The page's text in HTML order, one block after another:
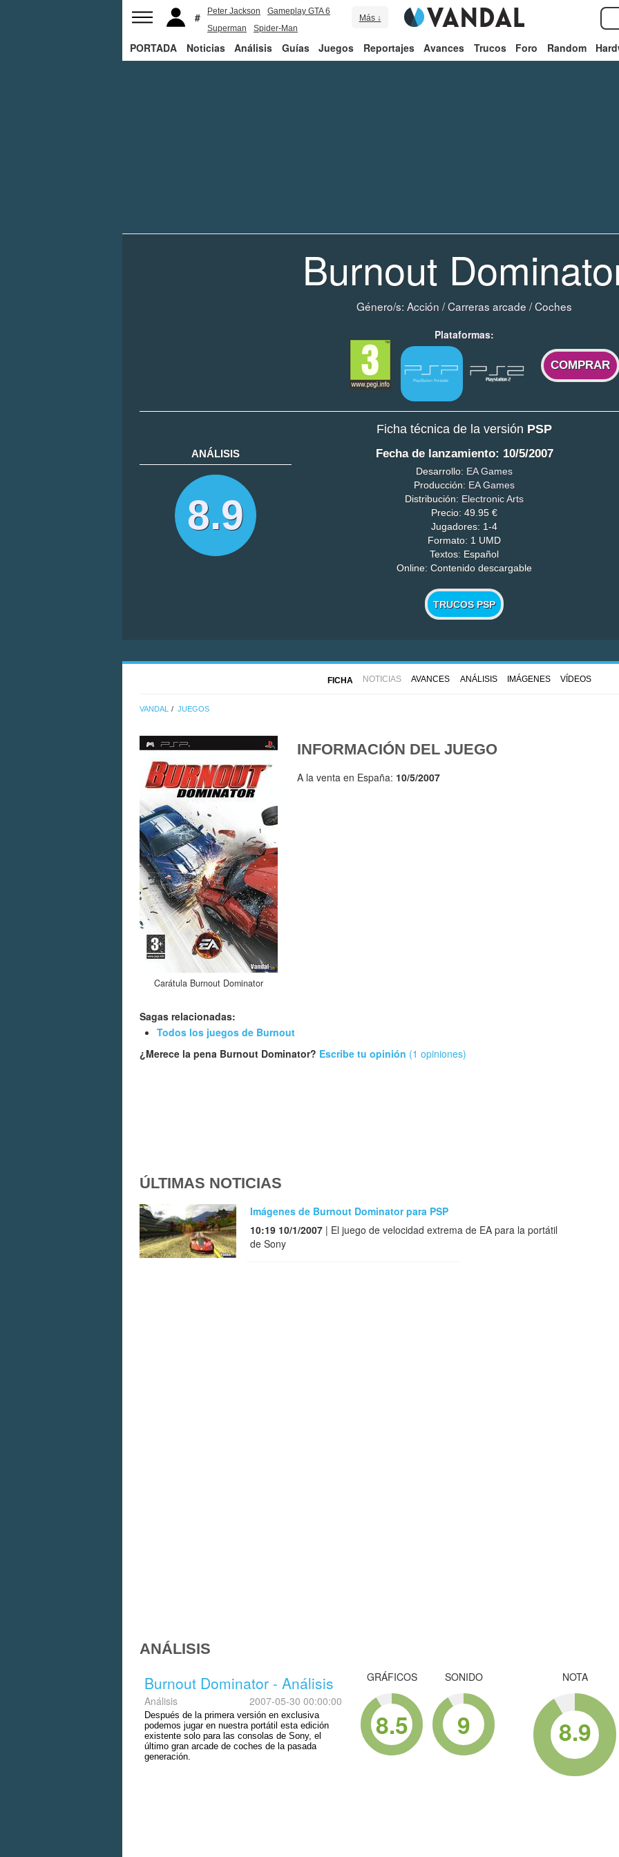
Peter Jackson
Gameplay GTA 6
Superman
Spider-Man
Más ↓
PORTADA Noticias Análisis Guías Juegos Reportajes Avances Trucos Foro Random
Burnout
Género/s: Acción /Carreras arcade /Coches
Plataformas:
COMPRAR
Ficha técnica de la versión PSP
ANÁLISIS
8.9
Fecha de lanzamiento: 10/5/2007
Desarrollo: EA Games
Producción: EA Games
Distribución: Electronic Arts
Precio: 49.95 €
Jugadores: 1-4
Formato: 1 UMD
Textos: Español
Online: Contenido descargable
TRUCOS PSP
FICHA NOTICIAS AVANCES ANÁLISIS IMÁGENES VÍDEOS
VANDAL JUEGOS
Carátula Burnout Dominator
INFORMACIÓN DEL JUEGO
A la venta en España: 10/5/2007
Sagas relacionadas:
Todos los juegos de Burnout
¿Merece la pena Burnout Dominator? Escribe tu opinión (1 opiniones)
ÚLTIMAS NOTICIAS
Imágenes de Burnout Dominator para PSP
10:19 10/1/2007 | El juego de velocidad extrema de EA para la portátil
de Sony
ANÁLISIS
Burnout Dominator - Análisis
Análisis 2007-05-30 00:00:00
Después de la primera versión en exclusiva
podemos jugar en nuestra portátil esta edición
existente solo para las consolas de Sony, el
último gran arcade de coches de la pasada
generación.
GRÁFICOS
8.5
SONIDO
9
NOTA
8.9